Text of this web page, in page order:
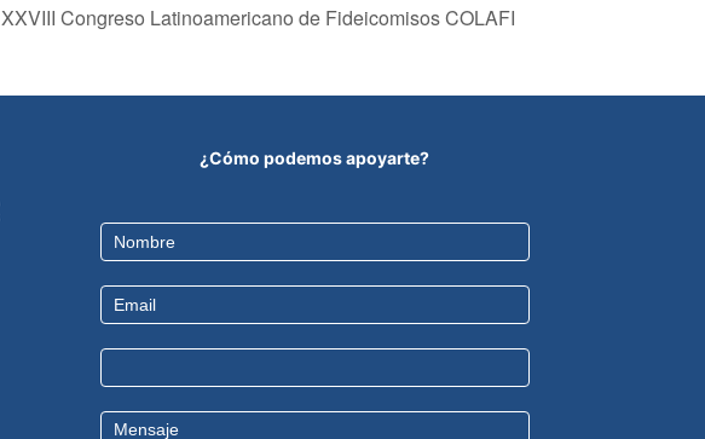
XXVIII Congreso Latinoamericano de Fideicomisos COLAFI
¿Cómo podemos apoyarte?
Contact
Us